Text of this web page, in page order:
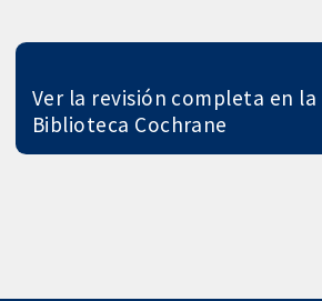
Ver la revisión completa en la
Biblioteca Cochrane